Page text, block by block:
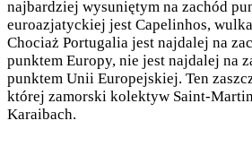
najbardziej wysuniętym na zachód
euroazjatyckiej jest Capelinhos,
Chociaż Portugalia jest najdalej na
punktem Europy, nie jest najdalej na
punktem Unii Europejskiej. Ten
której zamorski kolektyw Saint-
Karaibach.